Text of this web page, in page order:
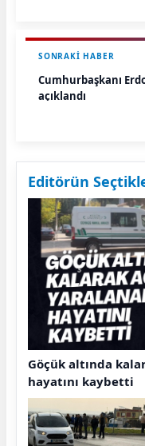
SONRAKI HABER
Cumhurbaşkanı
açıklandı
Editörün
Göçük altında
hayatını kaybetti